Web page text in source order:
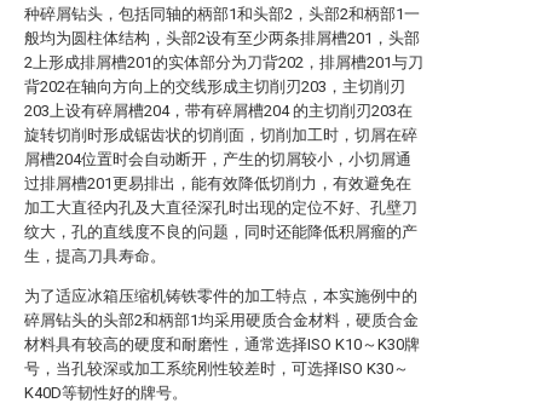
种碎屑钻头，包括同轴的柄部1和头部2，头部2和柄部1一
般均为圆柱体结构，头部2设有至少两条排屑槽201，头部
2上形成排屑槽201的实体部分为刀背202，排屑槽201与刀
背202在轴向方向上的交线形成主切削刃203，主切削刃
203上设有碎屑槽204，带有碎屑槽204 的主切削刃203在
旋转切削时形成锯齿状的切削面，切削加工时，切屑在碎
屑槽204位置时会自动断开，产生的切屑较小，小切屑通
过排屑槽201更易排出，能有效降低切削力，有效避免在
加工大直径内孔及大直径深孔时出现的定位不好、孔壁刀
纹大，孔的直线度不良的问题，同时还能降低积屑瘤的产
生，提高刀具寿命。
为了适应冰箱压缩机铸铁零件的加工特点，本实施例中的
碎屑钻头的头部2和柄部1均采用硬质合金材料，硬质合金
材料具有较高的硬度和耐磨性，通常选择ISO K10～K30牌
号，当孔较深或加工系统刚性较差时，可选择ISO K30～
K40D等韧性好的牌号。